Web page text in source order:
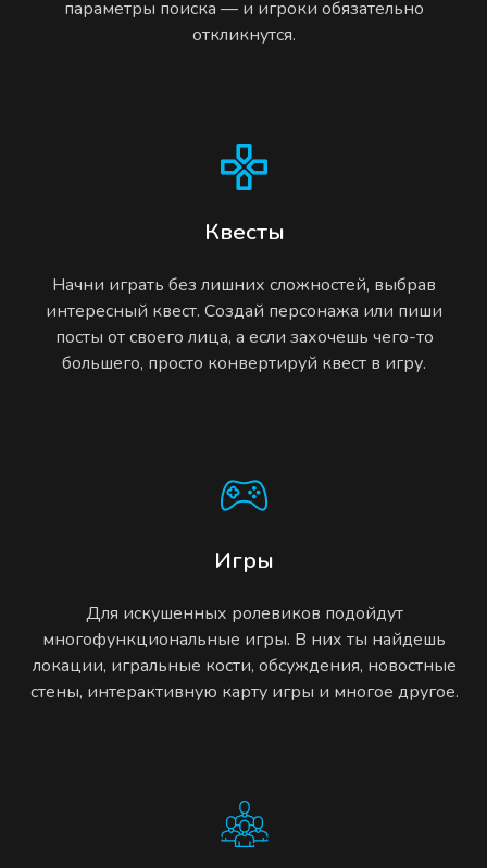
параметры поиска — и игроки обязательно
откликнутся.
Квесты
Начни играть без лишних сложностей, выбрав
интересный квест. Создай персонажа или пиши
посты от своего лица, а если захочешь чего-то
большего, просто конвертируй квест в игру.
Игры
Для искушенных ролевиков подойдут
многофункциональные игры. В них ты найдешь
локации, игральные кости, обсуждения, новостные
стены, интерактивную карту игры и многое другое.